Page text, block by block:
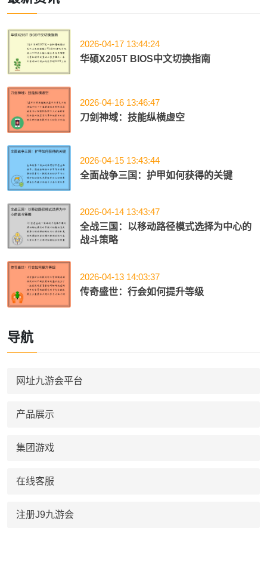
2026-04-17 13:44:24
华硕X205T BIOS中文切换指南
2026-04-16 13:46:47
刀剑神域：技能纵横虚空
2026-04-15 13:43:44
全面战争三国：护甲如何获得的关键
2026-04-14 13:43:47
全战三国：以移动路径模式选择为中心的
战斗策略
2026-04-13 14:03:37
传奇盛世：行会如何提升等级
导航
网址九游会平台
产品展示
集团游戏
在线客服
注册J9九游会